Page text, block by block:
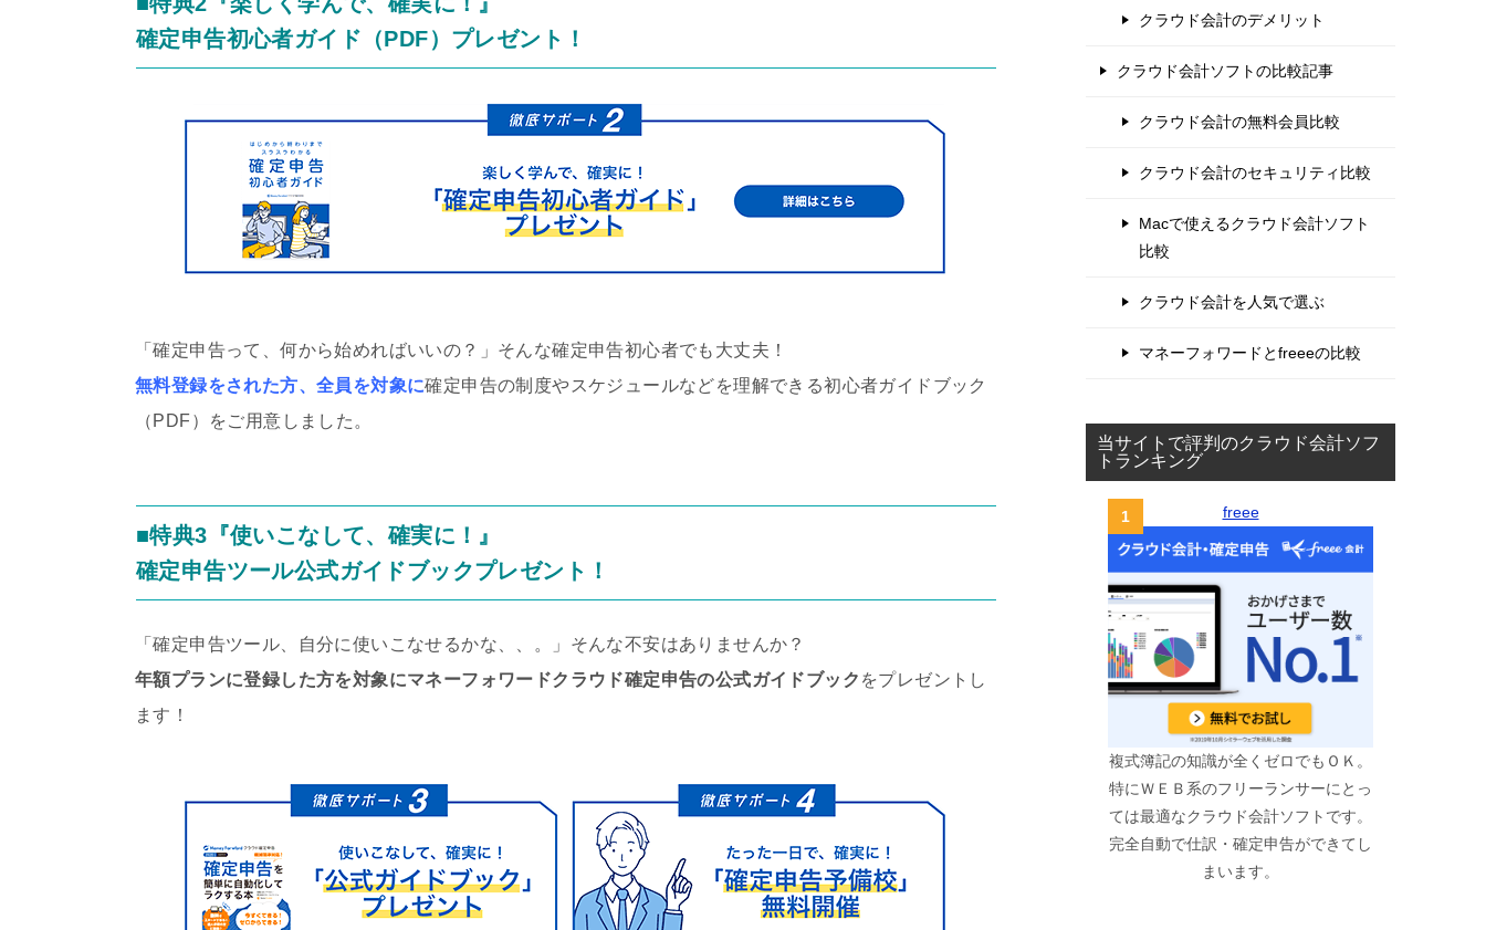
確定申告初心者ガイド（PDF）プレゼント！
「確定申告って、何から始めればいいの？」そんな確定申告初心者でも大丈夫！
無料登録をされた方、全員を対象に確定申告の制度やスケジュールなどを理解できる初心者ガイドブック
（PDF）をご用意しました。
■特典3『使いこなして、確実に！』
確定申告ツール公式ガイドブックプレゼント！
「確定申告ツール、自分に使いこなせるかな、、。」そんな不安はありませんか？
年額プランに登録した方を対象にマネーフォワードクラウド確定申告の公式ガイドブック をプレゼントし
ます！
クラウド会計のデメリット
クラウド会計ソフトの比較記事
クラウド会計の無料会員比較
クラウド会計のセキュリティ比較
Macで使えるクラウド会計ソフト
比較
クラウド会計を人気で選ぶ
マネーフォワードとfreeeの比較
当サイトで評判のクラウド会計ソフ
トランキング
freee
複式簿記の知識が全くゼロでもＯＫ。
特にＷＥＢ系のフリーランサーにとっ
ては最適なクラウド会計ソフトです。
完全自動で仕訳・確定申告ができてし
まいます。